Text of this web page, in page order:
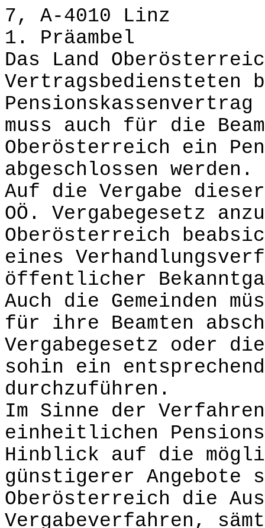
7, A-4010 Linz
1. Präambel
Das Land
Vertragsbediensteten
Pensionskassenvertrag
muss auch für die
Oberösterreich ein
abgeschlossen werden.
Auf die Vergabe
OÖ. Vergabegesetz
Oberösterreich
eines
öffentlicher
Auch die Gemeinden
für ihre Beamten
Vergabegesetz oder die
sohin ein
durchzuführen.
Im Sinne der
einheitlichen
Hinblick auf die
günstigerer Angebote
Oberösterreich die
Vergabeverfahren,